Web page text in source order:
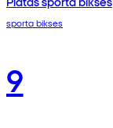
sporta bikses
9